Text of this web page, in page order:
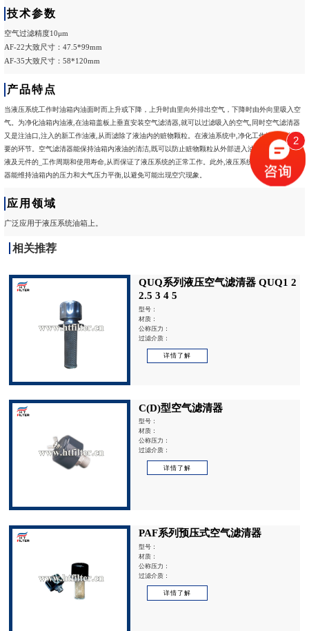
技术参数
空气过滤精度10μm
AF-22大致尺寸：47.5*99mm
AF-35大致尺寸：58*120mm
产品特点
当液压系统工作时油箱内油面时而上升或下降，上升时由里向外排出空气，下降时由外向里吸入空
气。为净化油箱内油液,在油箱盖板上垂直安装空气滤清器,就可以过滤吸入的空气,同时空气滤清器
又是注油口,注入的新工作油液,从而滤除了液油内的赃物颗粒。在液油系统中,净化工作油是相当重
要的环节。空气滤清器能保持油箱内液油的清洁,既可以防止赃物颗粒从外部进入油箱，又能延长油
液及元件的_工作周期和使用寿命,从而保证了液压系统的正常工作。此外,液压系统工作时空气滤清
器能维持油箱内的压力和大气压力平衡,以避免可能出现空穴现象。
应用领域
广泛应用于液压系统油箱上。
相关推荐
QUQ系列液压空气滤清器 QUQ1 2
2.5 3 4 5
型号：
材质：
公称压力：
过滤介质：
详情了解
C(D)型空气滤清器
型号：
材质：
公称压力：
过滤介质：
详情了解
PAF系列预压式空气滤清器
型号：
材质：
公称压力：
过滤介质：
详情了解
2